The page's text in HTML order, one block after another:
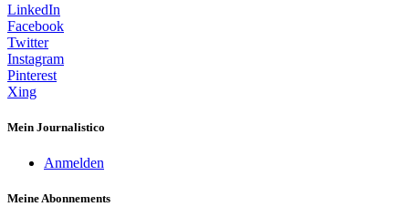
LinkedIn
Facebook
Twitter
Instagram
Pinterest
Xing
Mein Journalistico
Anmelden
Meine Abonnements